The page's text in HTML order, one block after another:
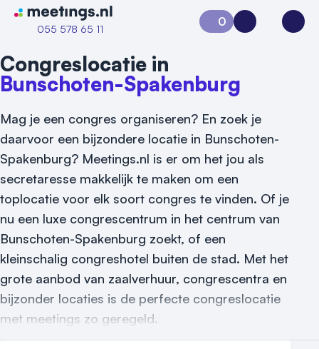
Naar home van Meetings
055 578 65 11
Vraag locatie aan
Locatiegids
Meld locatie aan
Nieuws
0
Aanvraag 0Inloggen
Congreslocatie in
Bunschoten-Spakenburg
Mag je een congres organiseren? En zoek je
daarvoor een bijzondere locatie in Bunschoten-
Spakenburg? Meetings.nl is er om het jou als
secretaresse makkelijk te maken om een
toplocatie voor elk soort congres te vinden. Of je
nu een luxe congrescentrum in het centrum van
Bunschoten-Spakenburg zoekt, of een
kleinschalig congreshotel buiten de stad. Met het
grote aanbod van zaalverhuur, congrescentra en
bijzonder locaties is de perfecte congreslocatie
met meetings zo geregeld.